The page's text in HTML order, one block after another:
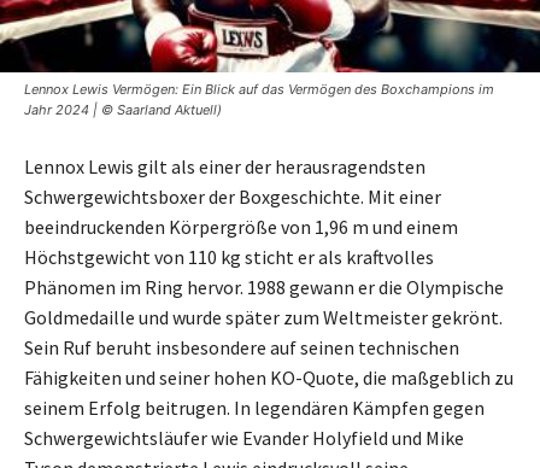
Lennox Lewis Vermögen: Ein Blick auf das Vermögen des Boxchampions im
Jahr 2024 | © Saarland Aktuell)
Lennox Lewis gilt als einer der herausragendsten
Schwergewichtsboxer der Boxgeschichte. Mit einer
beeindruckenden Körpergröße von 1,96 m und einem
Höchstgewicht von 110 kg sticht er als kraftvolles
Phänomen im Ring hervor. 1988 gewann er die Olympische
Goldmedaille und wurde später zum Weltmeister gekrönt.
Sein Ruf beruht insbesondere auf seinen technischen
Fähigkeiten und seiner hohen KO-Quote, die maßgeblich zu
seinem Erfolg beitrugen. In legendären Kämpfen gegen
Schwergewichtsläufer wie Evander Holyfield und Mike